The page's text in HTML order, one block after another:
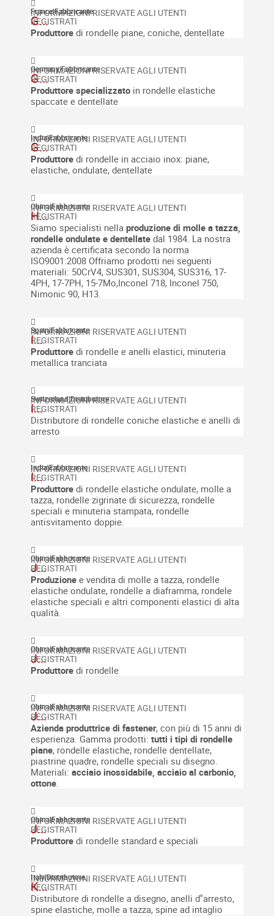
France|Fabbricante
G...
Produttore di rondelle piane, coniche, dentellate
Germany|Fabbricante
G...
Produttore specializzato in rondelle elastiche
spaccate e dentellate
India|Fabbricante
G...
Produttore di rondelle in acciaio inox: piane,
elastiche, ondulate, dentellate
China|Fabbricante
H...
Siamo specialisti nella produzione di molle a tazza,
rondelle ondulate e dentellate dal 1984. La nostra
azienda è certificata secondo la norma
ISO9001:2008 Offriamo prodotti nei seguenti
materiali: 50CrV4, SUS301, SUS304, SUS316, 17-
4PH, 17-7PH, 15-7Mo,Inconel 718, Inconel 750,
Nimonic 90, H13.
Spain|Fabbricante
I...
Produttore di rondelle e anelli elastici, minuteria
metallica tranciata
Switzerland|Distributore
I...
Distributore di rondelle coniche elastiche e anelli di
arresto
India|Fabbricante
I...
Produttore di rondelle elastiche ondulate, molle a
tazza, rondelle zigrinate di sicurezza, rondelle
speciali e minuteria stampata, rondelle
antisvitamento doppie.
China|Fabbricante
J...
Produzione e vendita di molle a tazza, rondelle
elastiche ondulate, rondelle a diaframma, rondele
elastiche speciali e altri componenti elastici di alta
qualità.
China|Fabbricante
J...
Produttore di rondelle
China|Fabbricante
J...
Azienda produttrice di fastener, con più di 15 anni di
esperienza. Gamma prodotti: tutti i tipi di rondelle
piane, rondelle elastiche, rondelle dentellate,
piastrine quadre, rondelle speciali su disegno.
Materiali: acciaio inossidabile, acciaio al carbonio,
ottone.
China|Fabbricante
J...
Produttore di rondelle standard e speciali
Italy|Distributore
K...
Distributore di rondelle a disegno, anelli d''arresto,
spine elastiche, molle a tazza, spine ad intaglio